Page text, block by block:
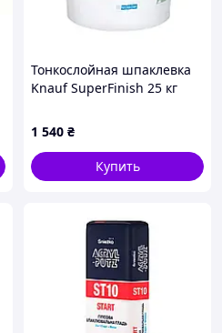
Тонкослойная шпаклевка
Knauf SuperFinish 25 кг
1 540 ₴
Купить